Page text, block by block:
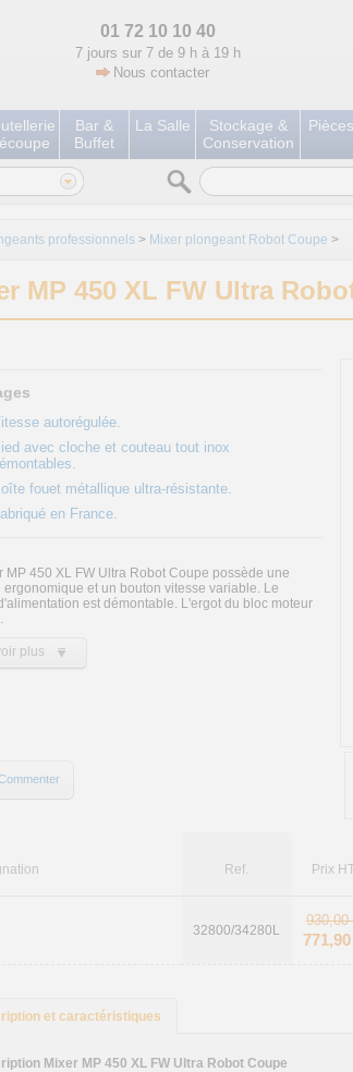
01 72 10 10 40
7 jours sur 7 de 9 h à 19 h
Nous contacter
Bar &
Buffet
La Salle
Stockage &
Conservation
professionnels > Mixer plongeant Robot Coupe >
MP 450 XL FW Ultra
autorégulée.
avec cloche et couteau tout inox
fouet métallique ultra-résistante.
en France.
MP 450 XL FW Ultra Robot Coupe possède une
ergonomique et un bouton vitesse variable. Le
est démontable. L'ergot du bloc moteur
plus
Ref. Prix
32800/34280L
930,00
et caractéristiques
Mixer MP 450 XL FW Ultra Robot Coupe